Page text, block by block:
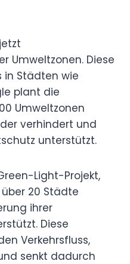
Umweltzonen. Diese
in Städten wie
plant die
Umweltzonen
verhindert und
unterstützt.
Light-Projekt,
20 Städte
ihrer
Diese
Verkehrsfluss,
senkt dadurch